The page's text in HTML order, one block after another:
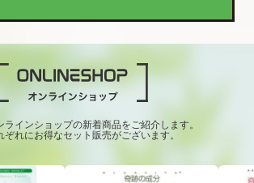
ラインショップの新着商品をご紹介します。
ぞれにお得なセット販売がございます。